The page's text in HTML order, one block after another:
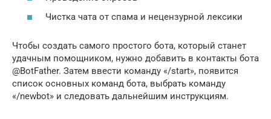
Чистка чата от спама и нецензурной лексики
Чтобы создать самого простого бота, который станет
удачным помощником, нужно добавить в контакты бота
@BotFather. Затем ввести команду «/start», появится
список основных команд бота, выбрать команду
«/newbot» и следовать дальнейшим инструкциям.